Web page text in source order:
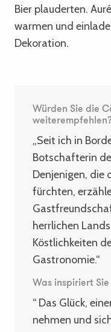
Bier plauderten.
warmen und
Dekoration.
Würden Sie die
„Seit ich in
Botschafterin
Denjenigen, die
fürchten,
herrlichen
Köstlichkeiten
Gastronomie.“
Was inspiriert
“ Das Glück,
nehmen und